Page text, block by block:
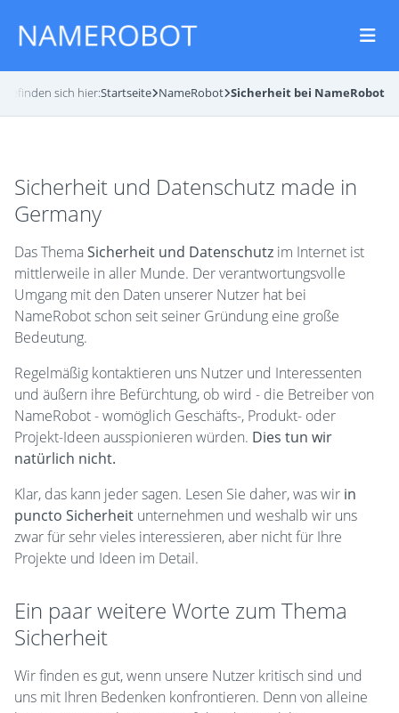
befinden sich hier:Startseite NameRobot Sicherheit bei NameRobot
Sicherheit und Datenschutz made in
Germany
Das ThemaSicherheit und Datenschutz im Internet ist
mittlerweile in aller Munde. Der verantwortungsvolle
Umgang mit den Daten unserer Nutzer hat bei
NameRobot schon seit seiner Gründung eine große
Bedeutung.
Regelmäßig kontaktieren uns Nutzer und Interessenten
und äußern ihre Befürchtung, ob wird - die Betreiber von
NameRobot - womöglich Geschäfts-, Produkt- oder
Projekt-Ideen ausspionieren würden. Dies tun wir
natürlich nicht.
Klar, das kann jeder sagen. Lesen Sie daher, was wir in
puncto Sicherheit unternehmen und weshalb wir uns
zwar für sehr vieles interessieren, aber nicht für Ihre
Projekte und Ideen im Detail.
Ein paar weitere Worte zum Thema
Sicherheit
Wir finden es gut, wenn unsere Nutzer kritisch sind und
uns mit Ihren Bedenken konfrontieren. Denn von alleine